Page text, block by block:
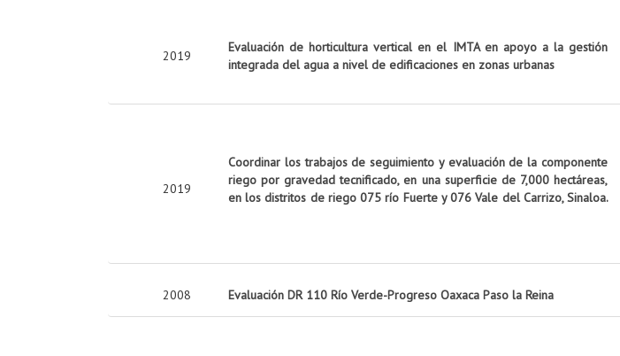
2019
Evaluación de horticultura vertical en el IMTA en apoyo a la gestión
integrada del agua a nivel de edificaciones en zonas urbanas
2019
Coordinar los trabajos de seguimiento y evaluación de la componente
riego por gravedad tecnificado, en una superficie de 7,000 hectáreas,
en los distritos de riego 075 río Fuerte y 076 Vale del Carrizo, Sinaloa.
2008 Evaluación DR 110 Río Verde-Progreso Oaxaca Paso la Reina